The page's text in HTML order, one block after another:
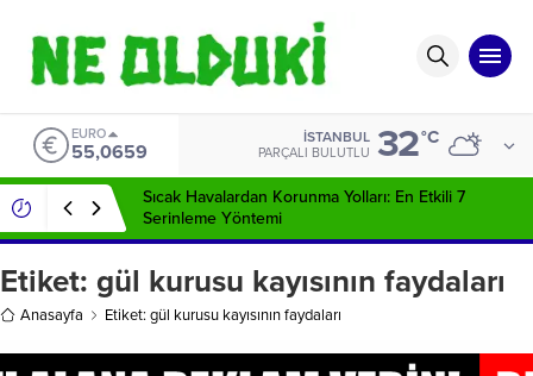
EURO
55,0659
İSTANBUL
PARÇALI BULUTLU 32°C
Sıcak Havalardan Korunma Yolları: En Etkili 7
Serinleme Yöntemi
Etiket: gül kurusu kayısının faydaları
Anasayfa Etiket: gül kurusu kayısının faydaları